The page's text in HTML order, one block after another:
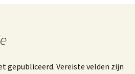
gepubliceerd. Vereiste velden zijn